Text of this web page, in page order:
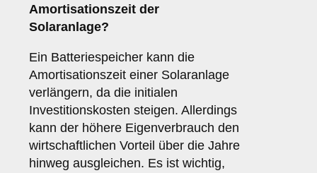
Amortisationszeit der
Solaranlage?
Ein Batteriespeicher kann die
Amortisationszeit einer Solaranlage
verlängern, da die initialen
Investitionskosten steigen. Allerdings
kann der höhere Eigenverbrauch den
wirtschaftlichen Vorteil über die Jahre
hinweg ausgleichen. Es ist wichtig,